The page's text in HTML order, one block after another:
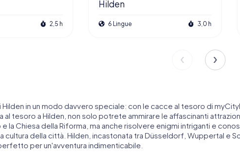
2,5 h
Hilden
6 Lingue 3,0 h
in un modo davvero speciale: con le cacce al tesoro di
al tesoro a Hilden, non solo potrete ammirare le affascinanti
la Chiesa della Riforma, ma anche risolvere enigmi intriganti e
cultura della città. Hilden, incastonata tra Düsseldorf, Wuppertal e
per un'avventura indimenticabile.